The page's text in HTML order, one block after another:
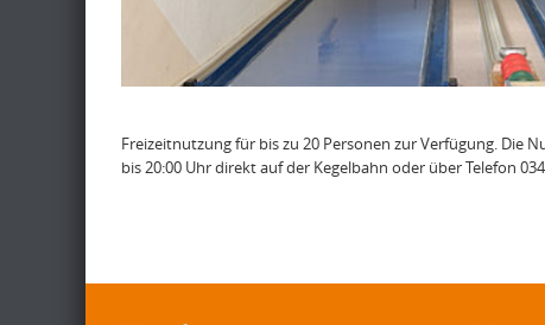
Freizeitnutzung für bis zu 20 Personen zur Verfügung. Die
bis 20:00 Uhr direkt auf der Kegelbahn oder über Telefon